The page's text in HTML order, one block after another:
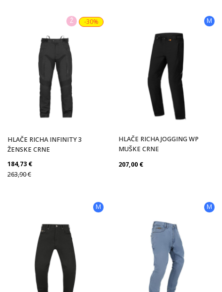
Ž -30%
HLAČE RICHA INFINITY 3
ŽENSKE CRNE
184,73 €
263,90€
M
HLAČE RICHA JOGGING WP
MUŠKE CRNE
207,00 €
M M